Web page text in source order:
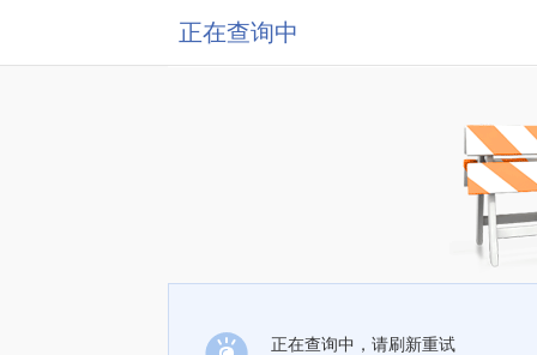
正在查询中
正在查询中，请刷新重试